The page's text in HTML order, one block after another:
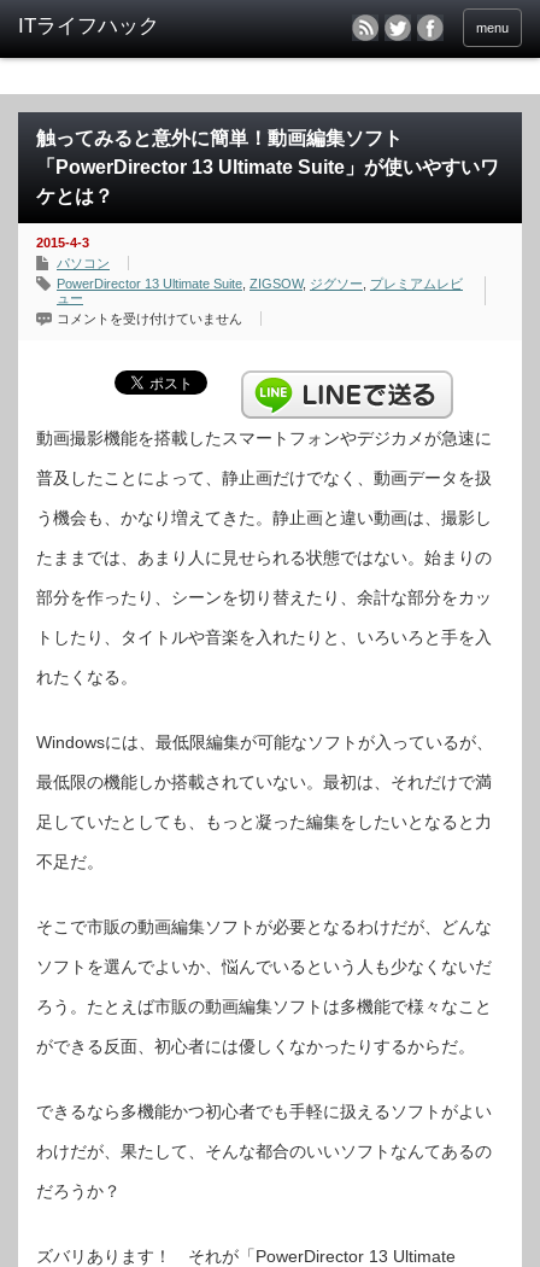
menu
触ってみると意外に簡単！動画編集ソフト
「PowerDirector 13 Ultimate Suite」が使いやすいワ
ケとは？
2015-4-3
パソコン
PowerDirector 13 Ultimate Suite ZIGSOW, ジグソー
プレミアムレビ
ュー
触
に
簡
動
画
集
フ
ト
13
Ultimate
が
使
や
ケ
と
は
コメントを受け付けていません
動画撮影機能を搭載したスマートフォンやデジカメが急速に
普及したことによって、静止画だけでなく、動画データを扱
う機会も、かなり増えてきた。静止画と違い動画は、撮影し
たままでは、あまり人に見せられる状態ではない。始まりの
部分を作ったり、シーンを切り替えたり、余計な部分をカッ
トしたり、タイトルや音楽を入れたりと、いろいろと手を入
れたくなる。
Windowsには、最低限編集が可能なソフトが入っているが、
最低限の機能しか搭載されていない。最初は、それだけで満
足していたとしても、もっと凝った編集をしたいとなると力
不足だ。
そこで市販の動画編集ソフトが必要となるわけだが、どんな
ソフトを選んでよいか、悩んでいるという人も少なくないだ
ろう。たとえば市販の動画編集ソフトは多機能で様々なこと
ができる反面、初心者には優しくなかったりするからだ。
できるなら多機能かつ初心者でも手軽に扱えるソフトがよい
わけだが、果たして、そんな都合のいいソフトなんてあるの
だろうか？
ズバリあります！ それが「PowerDirector 13 Ultimate